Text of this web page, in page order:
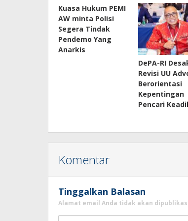
Kuasa Hukum PEMI
AW minta Polisi
Segera Tindak
Pendemo Yang
Anarkis
DePA-RI
Revisi UU
Berorientasi
Kepentingan
Pencari
Komentar
Tinggalkan Balasan
Alamat email Anda tidak akan